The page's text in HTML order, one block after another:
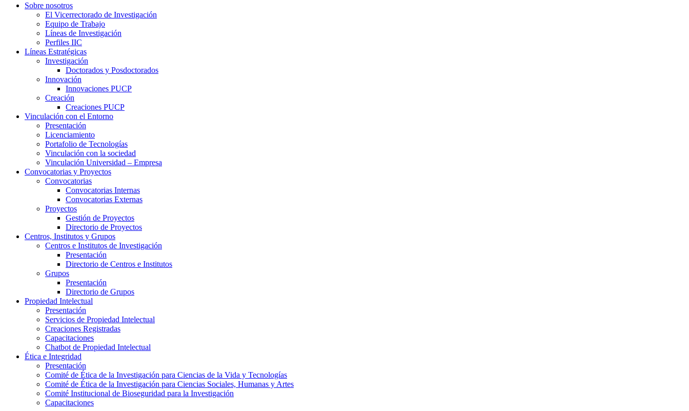
Sobre nosotros
El Vicerrectorado de Investigación
Equipo de Trabajo
Líneas de Investigación
Perfiles IIC
Líneas Estratégicas
Investigación
Doctorados y Posdoctorados
Innovación
Innovaciones PUCP
Creación
Creaciones PUCP
Vinculación con el Entorno
Presentación
Licenciamiento
Portafolio de Tecnologías
Vinculación con la sociedad
Vinculación Universidad – Empresa
Convocatorias y Proyectos
Convocatorias
Convocatorias Internas
Convocatorias Externas
Proyectos
Gestión de Proyectos
Directorio de Proyectos
Centros, Institutos y Grupos
Centros e Institutos de Investigación
Presentación
Directorio de Centros e Institutos
Grupos
Presentación
Directorio de Grupos
Propiedad Intelectual
Presentación
Servicios de Propiedad Intelectual
Creaciones Registradas
Capacitaciones
Chatbot de Propiedad Intelectual
Ética e Integridad
Presentación
Comité de Ética de la Investigación para Ciencias de la Vida y Tecnologías
Comité de Ética de la Investigación para Ciencias Sociales, Humanas y Artes
Comité Institucional de Bioseguridad para la Investigación
Capacitaciones